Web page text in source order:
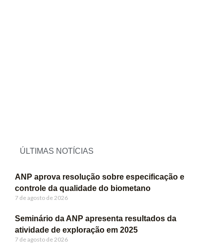
ÚLTIMAS NOTÍCIAS
ANP aprova resolução sobre especificação e
controle da qualidade do biometano
7 de agosto de 2026
Seminário da ANP apresenta resultados da
atividade de exploração em 2025
7 de agosto de 2026